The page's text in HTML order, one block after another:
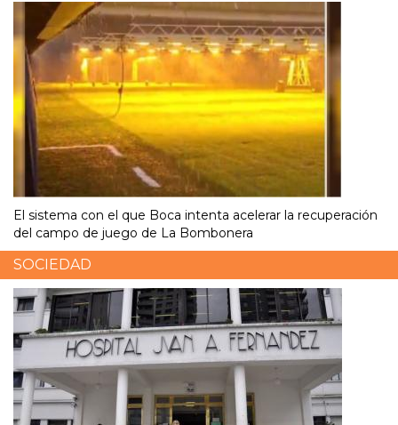
El sistema con el que Boca intenta acelerar la recuperación
del campo de juego de La Bombonera
SOCIEDAD